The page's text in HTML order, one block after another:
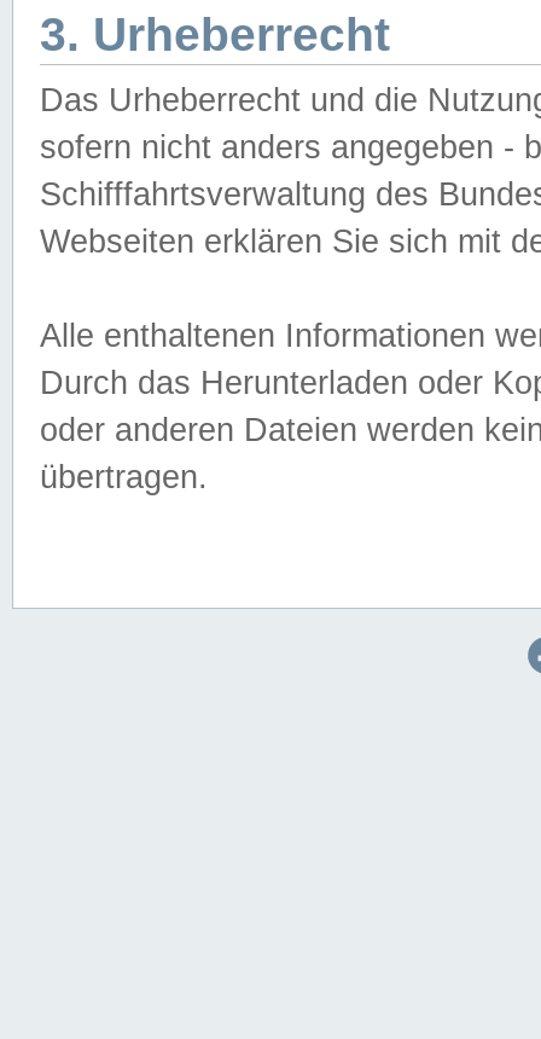
3. Urheberrecht
Das Urheberrecht und die
sofern nicht anders angegeben -
Schifffahrtsverwaltung des
Webseiten erklären Sie sich mit
Alle enthaltenen Informationen
Durch das Herunterladen oder
oder anderen Dateien werden
übertragen.